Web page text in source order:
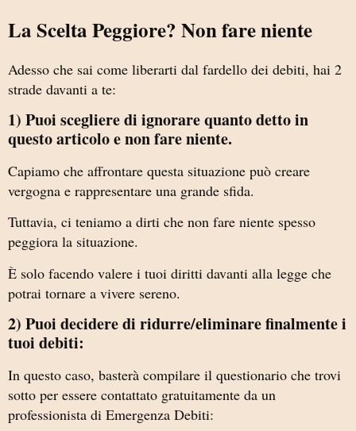
La Scelta Peggiore? Non fare niente
Adesso che sai come liberarti dal fardello dei debiti, hai 2
strade davanti a te:
1) Puoi scegliere di ignorare quanto detto in
questo articolo e non fare niente.
Capiamo che affrontare questa situazione può creare
vergogna e rappresentare una grande sfida.
Tuttavia, ci teniamo a dirti che non fare niente spesso
peggiora la situazione.
È solo facendo valere i tuoi diritti davanti alla legge che
potrai tornare a vivere sereno.
2) Puoi decidere di ridurre/eliminare finalmente i
tuoi debiti:
In questo caso, basterà compilare il questionario che trovi
sotto per essere contattato gratuitamente da un
professionista di Emergenza Debiti: